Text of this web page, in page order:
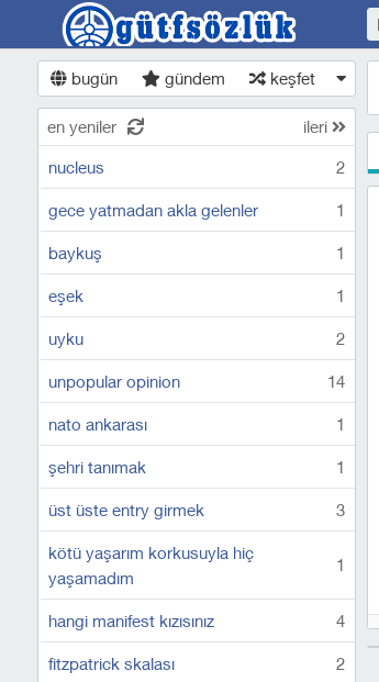
bugün gündem keşfet
en yeniler ileri
nucleus 2
gece yatmadan akla gelenler 1
baykuş 1
eşek 1
uyku 2
unpopular opinion 14
nato ankarası 1
şehri tanımak 1
üst üste entry girmek 3
kötü yaşarım korkusuyla hiç
yaşamadım
1
hangi manifest kızısınız 4
fitzpatrick skalası 2